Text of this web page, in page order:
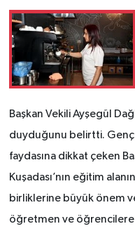
Başkan Vekili Ayşegül
duyduğunu belirtti. Genç
faydasına dikkat çeken
Kuşadası’nın eğitim
birliklerine büyük önem
öğretmen ve öğrencilere